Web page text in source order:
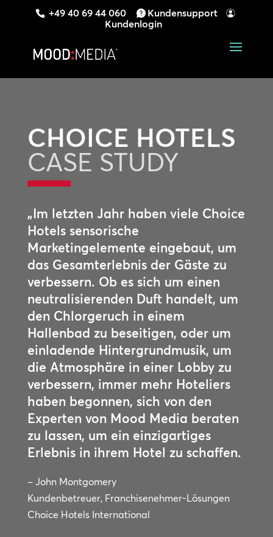
+49 40 69 44 060
Kundensupport
Kundenlogin
CHOICE HOTELS
CASE STUDY
„Im letzten Jahr haben viele Choice
Hotels sensorische
Marketingelemente eingebaut, um
das Gesamterlebnis der Gäste zu
verbessern. Ob es sich um einen
neutralisierenden Duft handelt, um
den Chlorgeruch in einem
Hallenbad zu beseitigen, oder um
einladende Hintergrundmusik, um
die Atmosphäre in einer Lobby zu
verbessern, immer mehr Hoteliers
haben begonnen, sich von den
Experten von Mood Media beraten
zu lassen, um ein einzigartiges
Erlebnis in ihrem Hotel zu schaffen.
– John Montgomery
Kundenbetreuer, Franchisenehmer-Lösungen
Choice Hotels International